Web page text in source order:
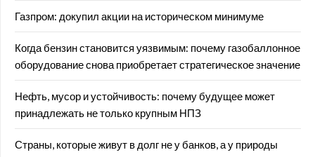
Газпром: докупил акции на историческом минимуме
Когда бензин становится уязвимым: почему газобаллонное
оборудование снова приобретает стратегическое значение
Нефть, мусор и устойчивость: почему будущее может
принадлежать не только крупным НПЗ
Страны, которые живут в долг не у банков, а у природы